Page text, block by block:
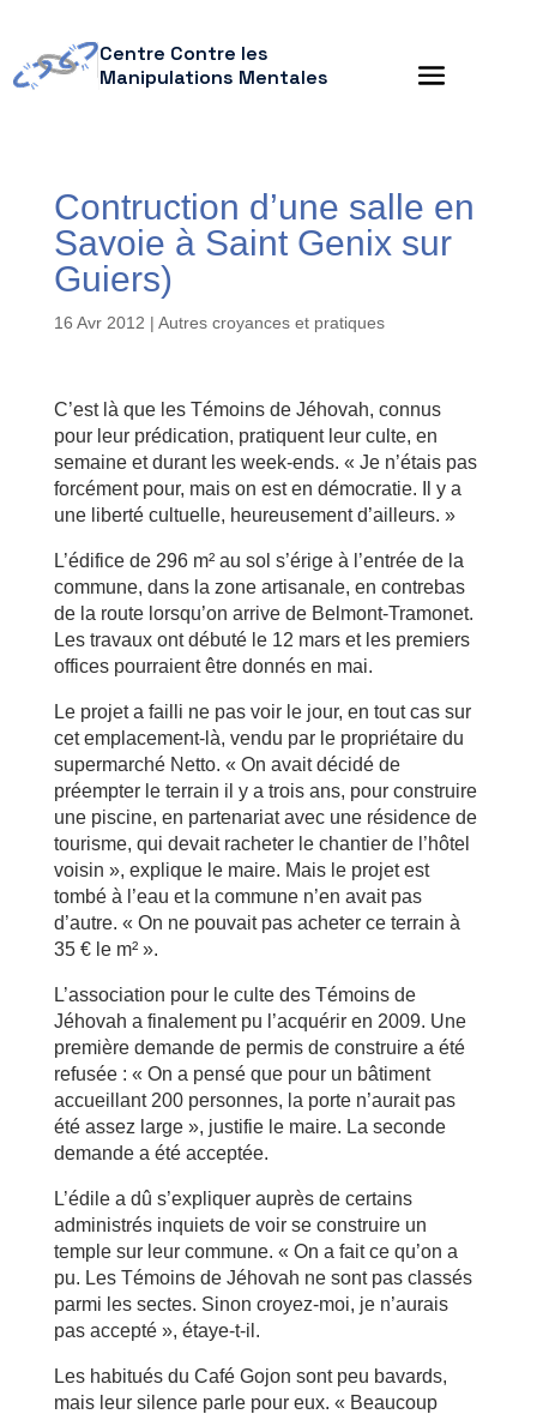
Centre Contre les
Manipulations Mentales
Contruction d’une salle en
Savoie à Saint Genix sur
Guiers)
16 Avr 2012 | Autres croyances et pratiques
C’est là que les Témoins de Jéhovah, connus
pour leur prédication, pratiquent leur culte, en
semaine et durant les week-ends. « Je n’étais pas
forcément pour, mais on est en démocratie. Il y a
une liberté cultuelle, heureusement d’ailleurs. »
L’édifice de 296 m² au sol s’érige à l’entrée de la
commune, dans la zone artisanale, en contrebas
de la route lorsqu’on arrive de Belmont-Tramonet.
Les travaux ont débuté le 12 mars et les premiers
offices pourraient être donnés en mai.
Le projet a failli ne pas voir le jour, en tout cas sur
cet emplacement-là, vendu par le propriétaire du
supermarché Netto. « On avait décidé de
préempter le terrain il y a trois ans, pour construire
une piscine, en partenariat avec une résidence de
tourisme, qui devait racheter le chantier de l’hôtel
voisin », explique le maire. Mais le projet est
tombé à l’eau et la commune n’en avait pas
d’autre. « On ne pouvait pas acheter ce terrain à
35 € le m² ».
L’association pour le culte des Témoins de
Jéhovah a finalement pu l’acquérir en 2009. Une
première demande de permis de construire a été
refusée : « On a pensé que pour un bâtiment
accueillant 200 personnes, la porte n’aurait pas
été assez large », justifie le maire. La seconde
demande a été acceptée.
L’édile a dû s’expliquer auprès de certains
administrés inquiets de voir se construire un
temple sur leur commune. « On a fait ce qu’on a
pu. Les Témoins de Jéhovah ne sont pas classés
parmi les sectes. Sinon croyez-moi, je n’aurais
pas accepté », étaye-t-il.
Les habitués du Café Gojon sont peu bavards,
mais leur silence parle pour eux. « Beaucoup